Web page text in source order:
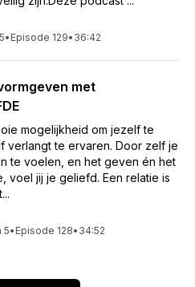
• Episode 129• 36:42
met
mogelijkheid om jezelf te
verlangt te ervaren. Door zelf je
te voelen, en het geven én het
voel jij je geliefd. Een relatie is
5• Episode 128• 34:52